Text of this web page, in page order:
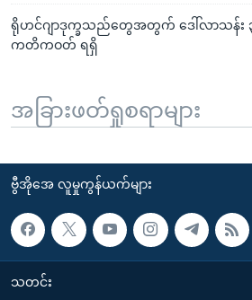
ရိုဟင်ဂျာဒုက္ခသည်တွေအတွက် ဒေါ်လာသန်
ကတိကဝတ် ရရှိ
အခြားဖတ်ရှုစရာများ
ဗွီအိုအေ လူမှုကွန်ယက်များ
သတင်း